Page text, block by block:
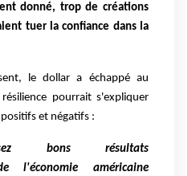
donné, trop de créations
tuer la confiance dans la
le dollar a échappé au
pourrait s'expliquer
et négatifs :
bons résultats
l'économie américaine